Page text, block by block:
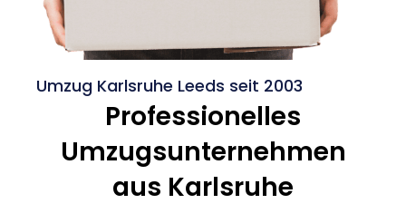
Umzug Karlsruhe Leeds seit 2003
Professionelles
Umzugsunternehmen
aus Karlsruhe